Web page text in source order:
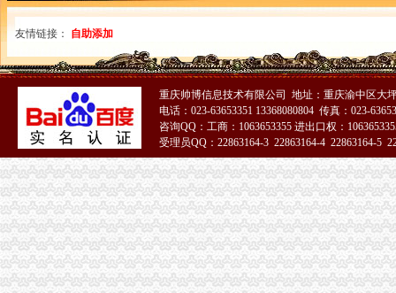
郑州税务登记证丢失登报办理【今日推荐网-郑州设计策划/广告】
【合肥义城税务登记|税务登记证办理|代理税务登记】-合肥赶集网
【长沙上海城税务登记|税务登记证办理|代理税务登记】-长沙赶集网
大学城日用品店.ppt_淘豆网
【廊坊学院街税务登记|税务登记证办理|代理税务登记】-廊坊赶集网
黄埔区人民-广州开发区管委会办公室黄埔区人民办公室关于
上海奉贤代办网店食品流通开网店没有实际经营场所办理食品流通许可
【深圳华侨城税务登记|税务登记证办理|代理税务登记】-深圳赶集网
【呼和浩大学西路税务登记|税务登记证办理|代理税务登记】-呼和浩
工商注册.代办食品.卫生.一般纳税审批全市低-北京工商/税务/财务】
今日起新设企业无需再办税务登记_网易新闻
10月起芜湖全面推行“三证合一”企业无需办理税务登记证__万家热
大学城办税务登记证
钱江晚报
孝感槐荫论坛-槐荫城事-个体户没有税务登记证就不能办pos机吗？
【提供服务东莞莞城办理税务登记证要多少钱】价格_厂家_图片-Hc
友情链接： 自助添加
重庆帅博信息技术有限公司 地址：重庆渝中区大
电话：023-63653351 13368080804 传真：023-
咨询QQ：工商：1063653355 进出口权：
受理员QQ：22863164-3 22863164-4 22863164-5
51La